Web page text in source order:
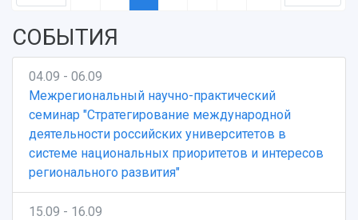
СОБЫТИЯ
04.09 - 06.09
Межрегиональный научно-практический
семинар "Стратегирование международной
деятельности российских университетов в
системе национальных приоритетов и интересов
регионального развития"
15.09 - 16.09